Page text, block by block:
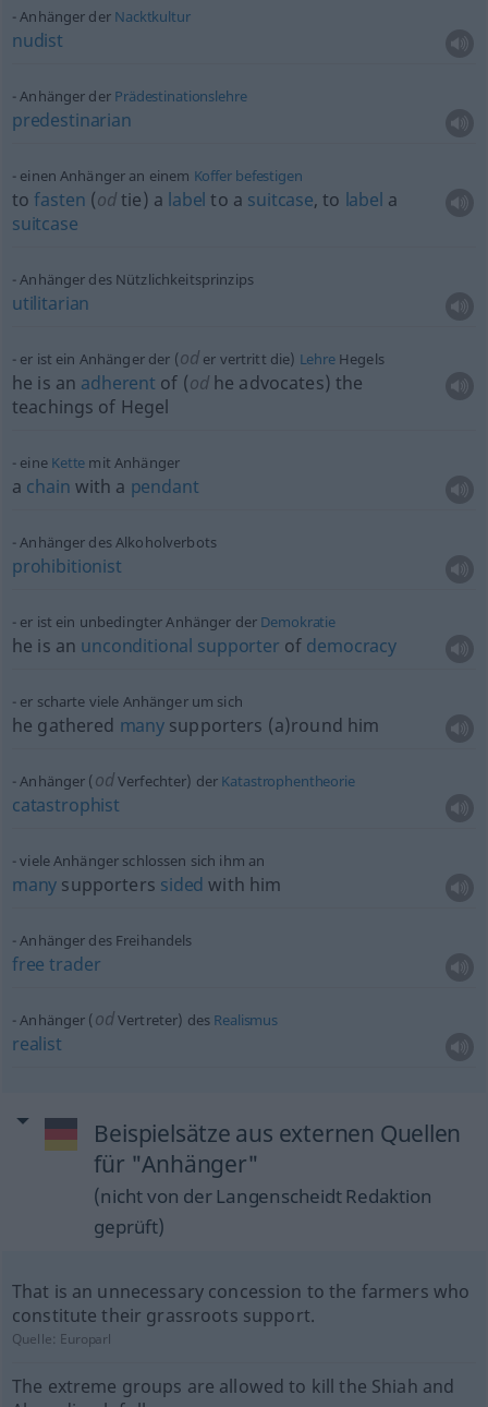
Anhänger der Nacktkultur
nudist
Anhänger der Prädestinationslehre
predestinarian
einen Anhänger an einem Koffer befestigen
tofasten (odtie) a label to a suitcase, to label a
suitcase
Anhänger des Nützlichkeitsprinzips
utilitarian
er ist ein Anhänger der (od er vertritt die) LehreHegels
he is an adherent of (odhe advocates) the
teachings of Hegel
eine Kette mit Anhänger
a chain with a pendant
Anhänger des Alkoholverbots
prohibitionist
er ist ein unbedingter Anhänger der Demokratie
he is an unconditional supporter of democracy
er scharte viele Anhänger um sich
he gathered many supporters (a)round him
Anhänger (odVerfechter) der Katastrophentheorie
catastrophist
viele Anhänger schlossen sich ihm an
many supporters sided with him
Anhänger des Freihandels
free trader
Anhänger (odVertreter) des Realismus
realist
Beispielsätze aus externen Quellen
für "Anhänger"
(nicht von der Langenscheidt Redaktion
geprüft)
That is an unnecessary concession to the farmers who
constitute their grassroots support.
Quelle: Europarl
The extreme groups are allowed to kill the Shiah and